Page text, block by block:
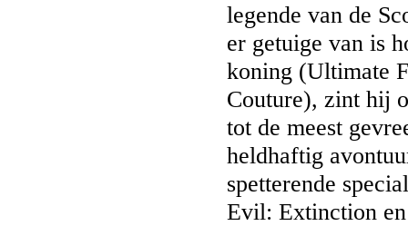
legende van de
er getuige van is
koning (Ultimate
Couture), zint hij
tot de meest
heldhaftig
spetterende
Evil: Extinction